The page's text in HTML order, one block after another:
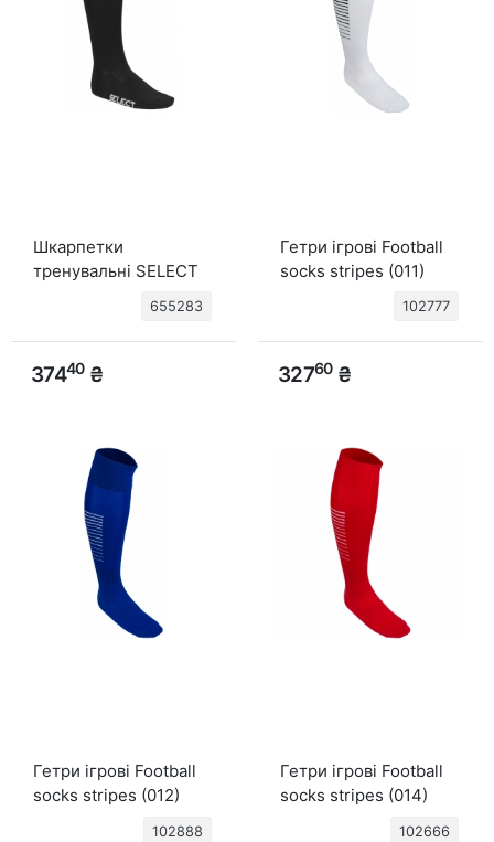
Шкарпетки
тренувальні SELECT
v22 (111) чорний
655283
37440₴
Гетри ігрові Football
socks stripes (011)
102777
32760₴
Гетри ігрові Football
socks stripes (012)
102888
Гетри ігрові Football
socks stripes (014)
102666